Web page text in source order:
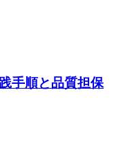
手順と品質担保